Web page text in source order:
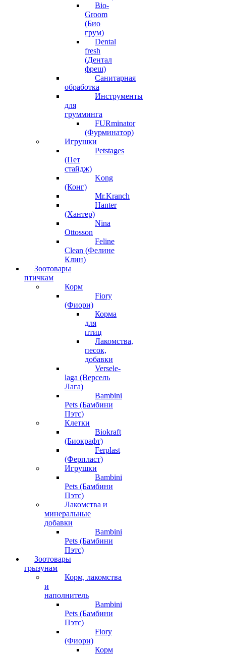
Bio-
Groom
(Био
грум)
Dental
fresh
(Дентал
фреш)
Санитарная
обработка
Инструменты
для
грумминга
FURminator
(Фурминатор)
Игрушки
Petstages
(Пет
стайдж)
Kong
(Конг)
Mr.Kranch
Hanter
(Хантер)
Nina
Ottosson
Feline
Clean (Фелине
Клин)
Зоотовары
птичкам
Корм
Fiory
(Фиори)
Корма
для
птиц
Лакомства,
песок,
добавки
Versele-
laga (Версель
Лага)
Bambini
Pets (Бамбини
Пэтс)
Клетки
Biokraft
(Биокрафт)
Ferplast
(Ферпласт)
Игрушки
Bambini
Pets (Бамбини
Пэтс)
Лакомства и
минеральные
добавки
Bambini
Pets (Бамбини
Пэтс)
Зоотовары
грызунам
Корм, лакомства
и
наполнитель
Bambini
Pets (Бамбини
Пэтс)
Fiory
(Фиори)
Корм